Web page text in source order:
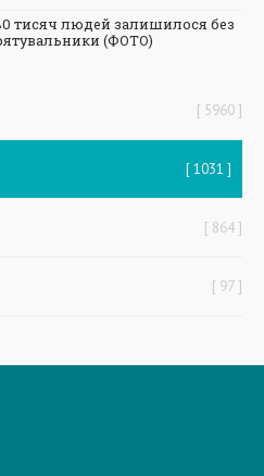
тисяч людей залишилося без
(ФОТО)
5960
1031
864
97